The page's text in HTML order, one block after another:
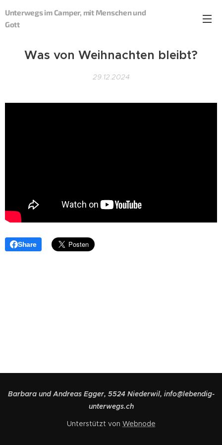
Unterwegs im Camper, mit Menschen und
Gott
Was von Weihnachten bleibt?
29.12.2024
Share
Barbara und Andreas Egger, 5524 Niederwil, info@lebendig-
unterwegs.ch
Unterstützt von Webnode